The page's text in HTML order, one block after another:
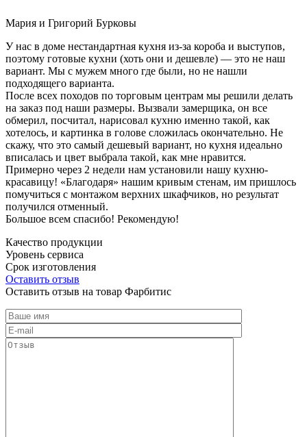
Мария и Григорий Бурковы
У нас в доме нестандартная кухня из-за короба и выступов,
поэтому готовые кухни (хоть они и дешевле) — это не наш
вариант. Мы с мужем много где были, но не нашли
подходящего варианта.
После всех походов по торговым центрам мы решили делать
на заказ под наши размеры. Вызвали замерщика, он все
обмерил, посчитал, нарисовал кухню именно такой, как
хотелось, и картинка в голове сложилась окончательно. Не
скажу, что это самый дешевый вариант, но кухня идеально
вписалась и цвет выбрала такой, как мне нравится.
Примерно через 2 недели нам установили нашу кухню-
красавицу! «Благодаря» нашим кривым стенам, им пришлось
помучиться с монтажом верхних шкафчиков, но результат
получился отменный.
Большое всем спасибо! Рекомендую!
Качество продукции
Уровень сервиса
Срок изготовления
Оставить отзыв
Оставить отзыв на товар Фарбитис